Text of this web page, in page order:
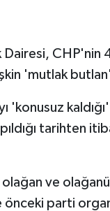
CHP'nin
'mutlak
'konusuz
tarihten
ve
önceki parti